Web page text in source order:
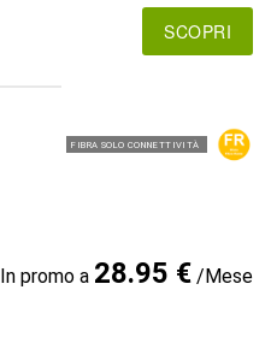
SCOPRI
FIBRA SOLO CONNETTIVITÀ
In promo a 28.95 €/Mese